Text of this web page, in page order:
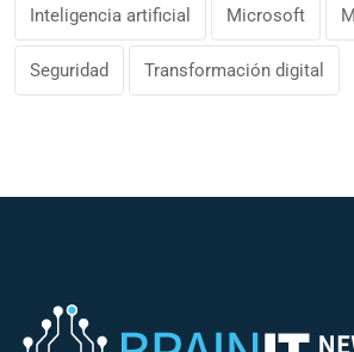
Inteligencia artificial Microsoft
Seguridad Transformación digital